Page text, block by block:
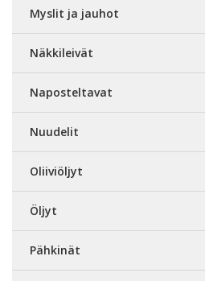
Myslit ja jauhot
Näkkileivät
Naposteltavat
Nuudelit
Oliiviöljyt
Öljyt
Pähkinät